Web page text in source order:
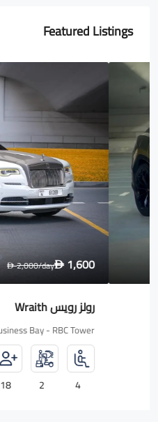
Featured Listings
1,600
D2,000/day
رولز رويس Wraith
Dubai - Business Bay - RBC Tower
2
18
Auto